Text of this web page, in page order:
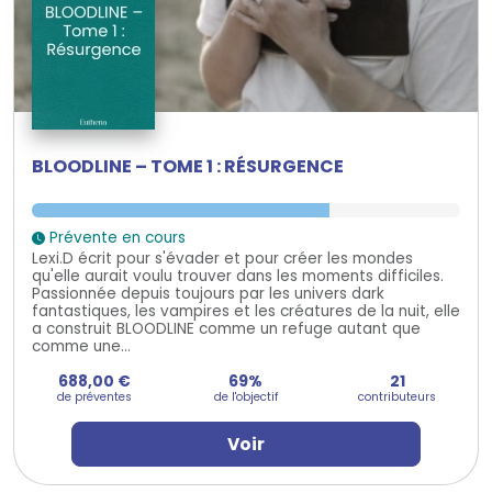
BLOODLINE – TOME 1 : RÉSURGENCE
Prévente en cours
Lexi.D écrit pour s'évader et pour créer les mondes
qu'elle aurait voulu trouver dans les moments difficiles.
Passionnée depuis toujours par les univers dark
fantastiques, les vampires et les créatures de la nuit, elle
a construit BLOODLINE comme un refuge autant que
comme une...
688,00 €
de préventes
69%
de l'objectif
21
contributeurs
Voir